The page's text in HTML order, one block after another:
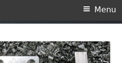
Menu